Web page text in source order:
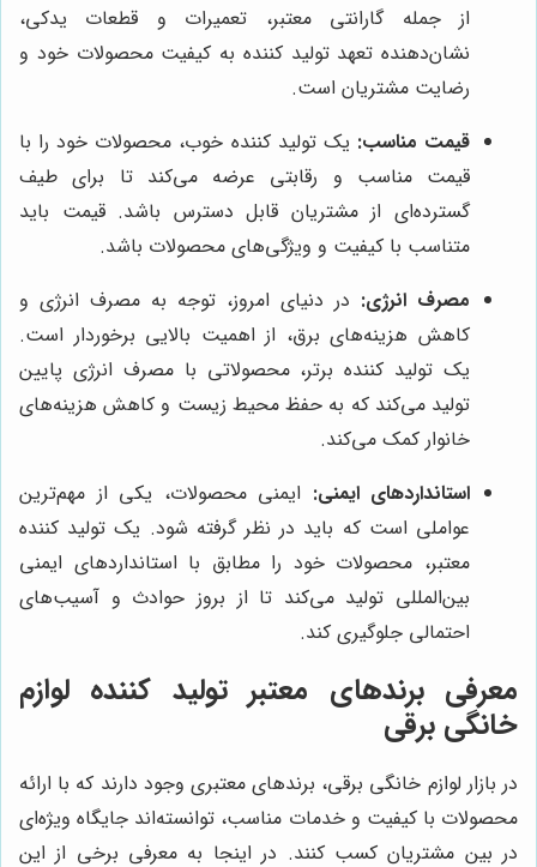
از جمله گارانتی معتبر، تعمیرات و قطعات یدکی،
نشان‌دهنده تعهد تولید کننده به کیفیت محصولات خود و
رضایت مشتریان است.
قیمت مناسب: یک تولید کننده خوب، محصولات خود را با
قیمت مناسب و رقابتی عرضه می‌کند تا برای طیف
گسترده‌ای از مشتریان قابل دسترس باشد. قیمت باید
متناسب با کیفیت و ویژگی‌های محصولات باشد.
مصرف انرژی: در دنیای امروز، توجه به مصرف انرژی و
کاهش هزینه‌های برق، از اهمیت بالایی برخوردار است.
یک تولید کننده برتر، محصولاتی با مصرف انرژی پایین
تولید می‌کند که به حفظ محیط زیست و کاهش هزینه‌های
خانوار کمک می‌کند.
استانداردهای ایمنی: ایمنی محصولات، یکی از مهم‌ترین
عواملی است که باید در نظر گرفته شود. یک تولید کننده
معتبر، محصولات خود را مطابق با استانداردهای ایمنی
بین‌المللی تولید می‌کند تا از بروز حوادث و آسیب‌های
احتمالی جلوگیری کند.
معرفی برندهای معتبر تولید کننده لوازم
خانگی برقی
در بازار لوازم خانگی برقی، برندهای معتبری وجود دارند که با ارائه
محصولات با کیفیت و خدمات مناسب، توانسته‌اند جایگاه ویژه‌ای
در بین مشتریان کسب کنند. در اینجا به معرفی برخی از این